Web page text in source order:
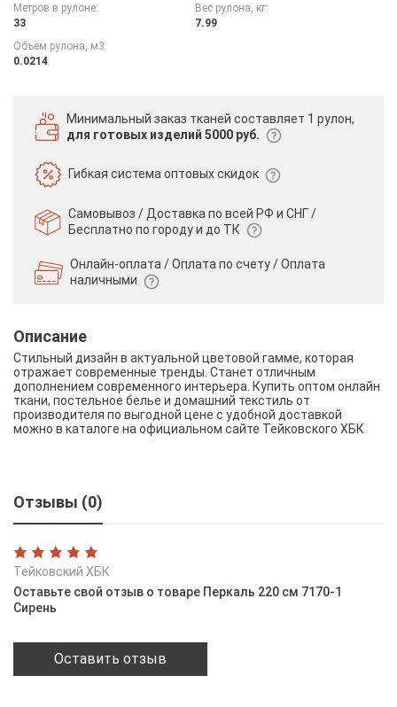
Метров в рулоне:
33
Вес рулона, кг:
7.99
Объем рулона, м3:
0.0214
Минимальный заказ тканей составляет 1 рулон,
для готовых изделий 5000 руб.
Гибкая системаоптовых скидок
Самовывоз / Доставка по всей РФ и СНГ /
Бесплатно по городу и до ТК
Онлайн-оплата / Оплата по счету /Оплата
наличными
Описание
Стильный дизайн в актуальной цветовой гамме, которая
отражает современные тренды. Станет отличным
дополнением современного интерьера. Купить оптом онлайн
ткани, постельное белье и домашний текстиль от
производителя по выгодной цене с удобной доставкой
можно в каталоге на официальном сайте Тейковского ХБК
Отзывы (0)
Тейковский ХБК
Оставьте свой отзыв о товаре Перкаль 220 см 7170-1
Сирень
Оставить отзыв